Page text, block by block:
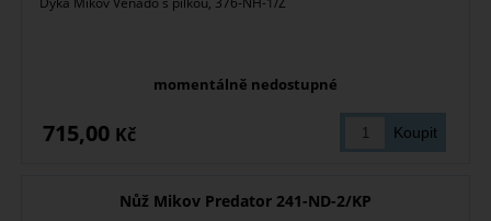
momentálně nedostupné
715,00 Kč
Nůž Mikov Predator 241-ND-2/KP